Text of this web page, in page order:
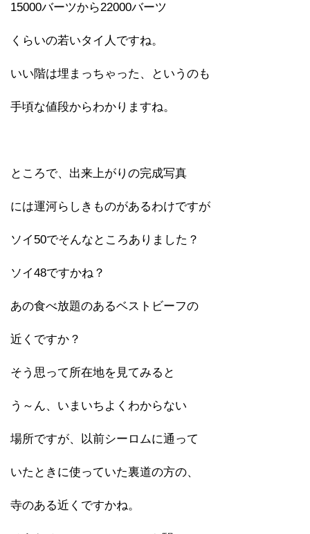
15000バーツから22000バーツ
くらいの若いタイ人ですね。
いい階は埋まっちゃった、というのも
手頃な値段からわかりますね。
ところで、出来上がりの完成写真
には運河らしきものがあるわけですが
ソイ50でそんなところありました？
ソイ48ですかね？
あの食べ放題のあるベストビーフの
近くですか？
そう思って所在地を見てみると
う～ん、いまいちよくわからない
場所ですが、以前シーロムに通って
いたときに使っていた裏道の方の、
寺のある近くですかね。